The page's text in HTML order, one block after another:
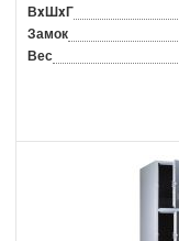
ВxШxГ
Замок
Вес